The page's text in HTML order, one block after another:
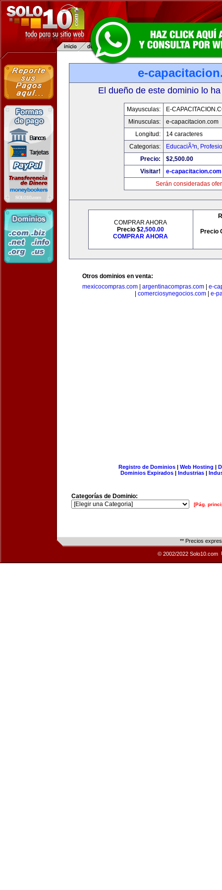
e-
El dueño de este dominio lo
Mayusculas:
E-
Minusculas:
e-capacitacion.com
Longitud:
14 caracteres
Categorias:
EducaciÃ³n,
Precio:
$2,500.00
Visitar!
e-capacitacion.com
Serán consideradas
COMPRAR AHORA
Precio $2,500.00
COMPRAR AHORA
Precio
Otros dominios en venta:
mexicocompras.com
argentinacompras.com
e-
comerciosynegocios.com e-
Registro de Dominios| Web Hosting |
Dominios Expirados | Industrias |
Categorías de Dominio:
[Pág.
** Precios
© 2002/2022 Solo10.com